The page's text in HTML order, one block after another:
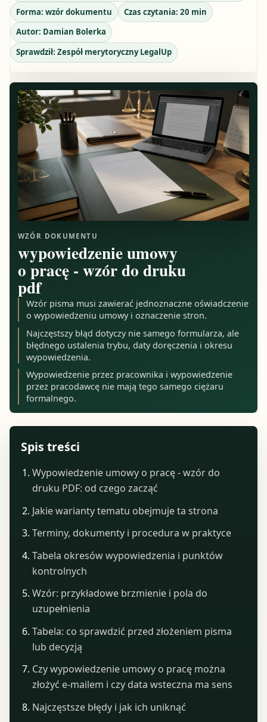
Forma: wzór dokumentu Czas czytania: 20 min
Autor: Damian Bolerka
Sprawdził: Zespół merytoryczny LegalUp
WZÓR DOKUMENTU
wypowiedzenie umowy
o pracę - wzór do druku
pdf
Wzór pisma musi zawierać jednoznaczne oświadczenie
o wypowiedzeniu umowy i oznaczenie stron.
Najczęstszy błąd dotyczy nie samego formularza, ale
błędnego ustalenia trybu, daty doręczenia i okresu
wypowiedzenia.
Wypowiedzenie przez pracownika i wypowiedzenie
przez pracodawcę nie mają tego samego ciężaru
formalnego.
Spis treści
Wypowiedzenie umowy o pracę - wzór do
druku PDF: od czego zacząć
Jakie warianty tematu obejmuje ta strona
Terminy, dokumenty i procedura w praktyce
Tabela okresów wypowiedzenia i punktów
kontrolnych
Wzór: przykładowe brzmienie i pola do
uzupełnienia
Tabela: co sprawdzić przed złożeniem pisma
lub decyzją
Czy wypowiedzenie umowy o pracę można
złożyć e-mailem i czy data wsteczna ma sens
Najczęstsze błędy i jak ich uniknąć